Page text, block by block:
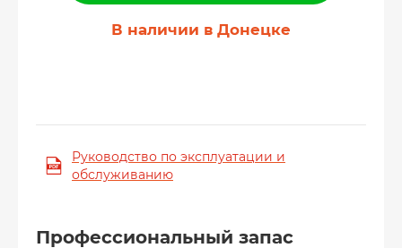
В наличии в Донецке
Руководство по эксплуатации и
обслуживанию
Профессиональный запас